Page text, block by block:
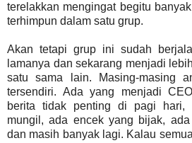
terelakkan mengingat begitu
terhimpun dalam satu grup.
Akan tetapi grup ini sudah
lamanya dan sekarang menjadi
satu sama lain. Masing-masing
tersendiri. Ada yang menjadi
berita tidak penting di pagi hari,
mungil, ada encek yang bijak,
dan masih banyak lagi. Kalau